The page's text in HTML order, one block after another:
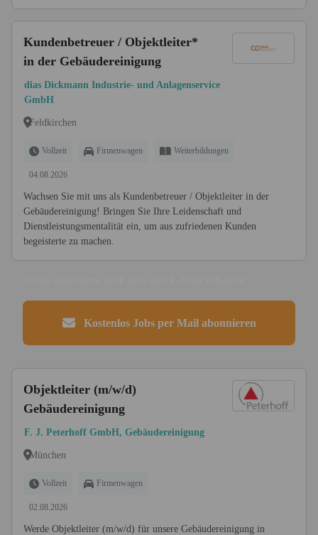
Kundenbetreuer / Objektleiter*
in der Gebäudereinigung
dias Dickmann Industrie- und Anlagenservice
GmbH
Feldkirchen
Vollzeit Firmenwagen Weiterbildungen
04.08.2026
Wachsen Sie mit uns als Kundenbetreuer / Objektleiter in der
Gebäudereinigung! Bringen Sie Ihre Leidenschaft und
Dienstleistungsmentalität ein, um aus zufriedenen Kunden
begeisterte zu machen.
Kostenlos Jobs per Mail abonnieren
Objektleiter (m/w/d)
Gebäudereinigung
F. J. Peterhoff GmbH, Gebäudereinigung
München
Vollzeit Firmenwagen
02.08.2026
Werde Objektleiter (m/w/d) für unsere Gebäudereinigung in